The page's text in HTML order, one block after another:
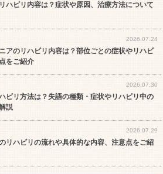
ハビリ内容は？症状や原因、治療方法について
2026.07.24
アのリハビリ内容は？部位ごとの症状やリハビ
をご紹介
2026.07.30
ビリ方法は？失語の種類・症状やリハビリ中の
説
2026.07.29
リハビリの流れや具体的な内容、注意点をご紹